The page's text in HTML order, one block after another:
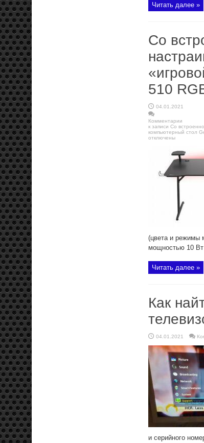
Читать далее »
Со
510
04.01.2021
Комментарии
к записи Со
компьютерный стол
отключены
(цвета и режимы
мощностью 10 Вт
Читать далее »
Как
04.01.2021
и серийного